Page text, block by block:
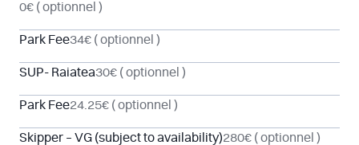
0€ ( optionnel )
Park Fee34€ ( optionnel )
SUP- Raiatea30€ ( optionnel )
Park Fee24.25€ ( optionnel )
Skipper – VG (subject to availability)280€ ( optionnel )